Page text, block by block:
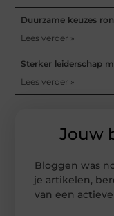
Duurzame keuzes
Lees verder »
Sterker leiderschap
Lees verder »
Jouw
Bloggen was
je artikelen,
van een